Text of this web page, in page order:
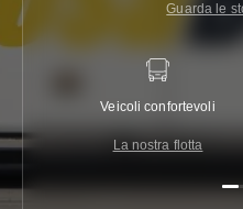
Guarda le
Veicoli confortevoli
La nostra flotta